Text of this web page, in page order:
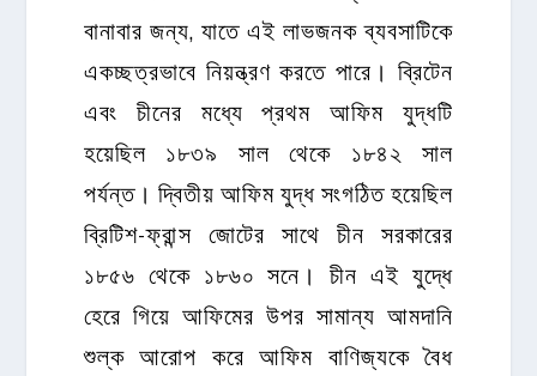
বানাবার জন্য, যাতে এই লাভজনক ব্যবসাটিকে
একচ্ছত্রভাবে নিয়ন্ত্রণ করতে পারে। ব্রিটেন
এবং চীনের মধ্যে প্রথম আফিম যুদ্ধটি
হয়েছিল ১৮৩৯ সাল থেকে ১৮৪২ সাল
পর্যন্ত। দ্বিতীয় আফিম যুদ্ধ সংগঠিত হয়েছিল
ব্রিটিশ-ফ্রান্স জোটের সাথে চীন সরকারের
১৮৫৬ থেকে ১৮৬০ সনে। চীন এই যুদ্ধে
হেরে গিয়ে আফিমের উপর সামান্য আমদানি
শুল্ক আরোপ করে আফিম বাণিজ্যকে বৈধ